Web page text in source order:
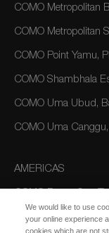
COMO Metropolitan
COMO Metropolitan
COMO Point Yamu,
COMO Shambhala
COMO Uma Ubud,
COMO Uma
AMERICAS
We would like to use
your online experience
cookies which are not